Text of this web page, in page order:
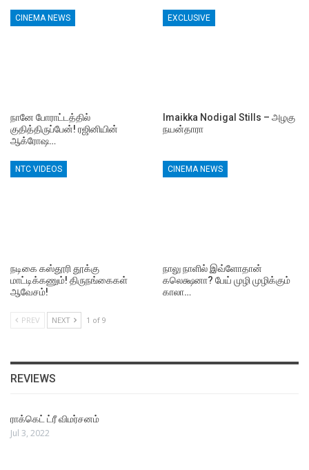
CINEMA NEWS
நானே போராட்டத்தில்
குதித்திருப்பேன்! ரஜினியின்
ஆக்ரோஷ…
EXCLUSIVE
Imaikka Nodigal Stills – அழகு
நயன்தாரா
NTC VIDEOS
நடிகை கஸ்தூரி தூக்கு
மாட்டிக்கணும்! திருநங்கைகள்
ஆவேசம்!
CINEMA NEWS
நாலு நாளில் இவ்ளோதான்
கலெக்ஷனா? பேய் முழி முழிக்கும்
காலா…
PREV NEXT 1 of 9
REVIEWS
ராக்கெட் ட்ரீ விமர்சனம்
Jul 3, 2022